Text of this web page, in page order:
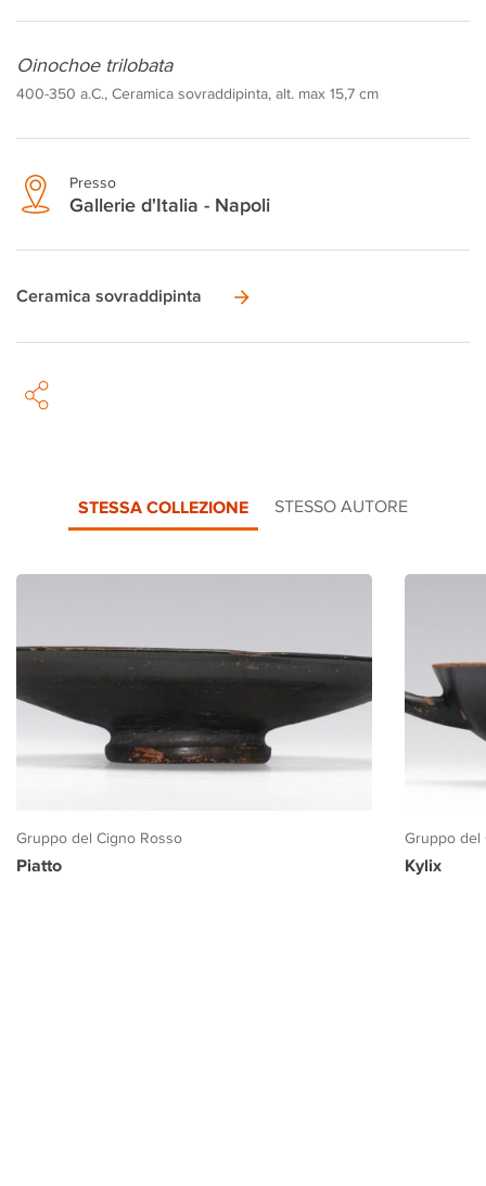
Oinochoe trilobata
400-350 a.C., Ceramica sovraddipinta, alt. max 15,7 cm
Presso
Gallerie d'Italia - Napoli
Ceramica sovraddipinta
STESSA COLLEZIONE STESSO AUTORE
Gruppo del Cigno Rosso
Piatto
Gruppo del
Kylix